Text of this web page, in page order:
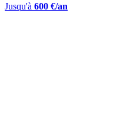
Jusqu'à 600 €/an